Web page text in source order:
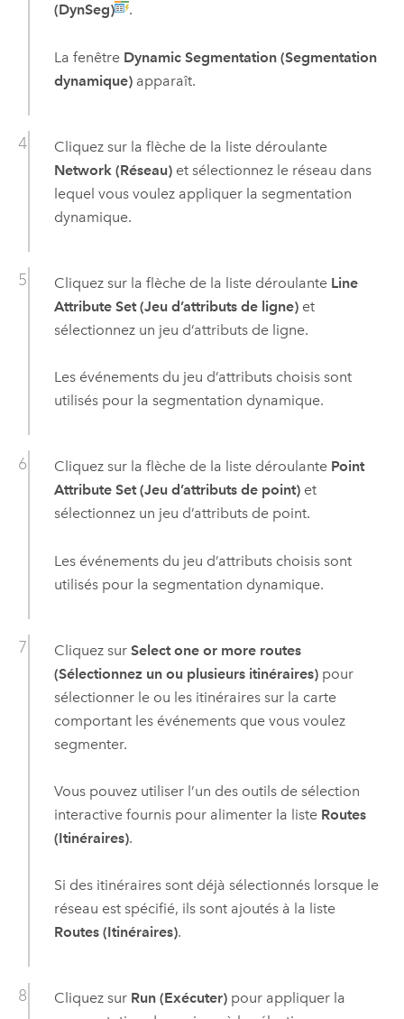
(DynSeg)
.
La fenêtre Dynamic Segmentation (Segmentation
dynamique)apparaît.
Cliquez sur la flèche de la liste déroulante
Network (Réseau)et sélectionnez le réseau dans
lequel vous voulez appliquer la segmentation
dynamique.
Cliquez sur la flèche de la liste déroulante Line
Attribute Set (Jeu d’attributs de ligne)et
sélectionnez un jeu d’attributs de ligne.
Les événements du jeu d’attributs choisis sont
utilisés pour la segmentation dynamique.
Cliquez sur la flèche de la liste déroulante Point
Attribute Set (Jeu d’attributs de point)et
sélectionnez un jeu d’attributs de point.
Les événements du jeu d’attributs choisis sont
utilisés pour la segmentation dynamique.
Cliquez sur Select one or more routes
(Sélectionnez un ou plusieurs itinéraires)pour
sélectionner le ou les itinéraires sur la carte
comportant les événements que vous voulez
segmenter.
Vous pouvez utiliser l’un des outils de sélection
interactive fournis pour alimenter la liste Routes
(Itinéraires).
Si des itinéraires sont déjà sélectionnés lorsque le
réseau est spécifié, ils sont ajoutés à la liste
Routes (Itinéraires).
Cliquez sur Run (Exécuter)pour appliquer la